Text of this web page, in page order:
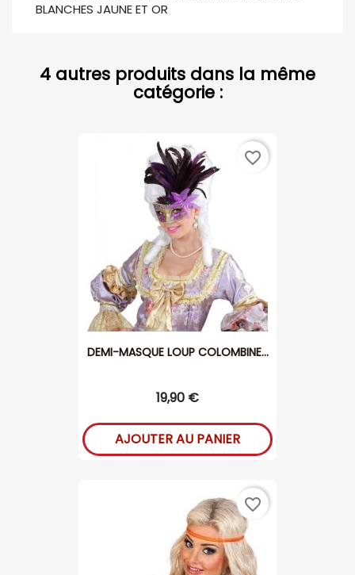
BLANCHES JAUNE ET OR
4 autres produits dans la même
catégorie :
DEMI-MASQUE LOUP COLOMBINE...
19,90 €
AJOUTER AU PANIER
favorite_border
favorite_border